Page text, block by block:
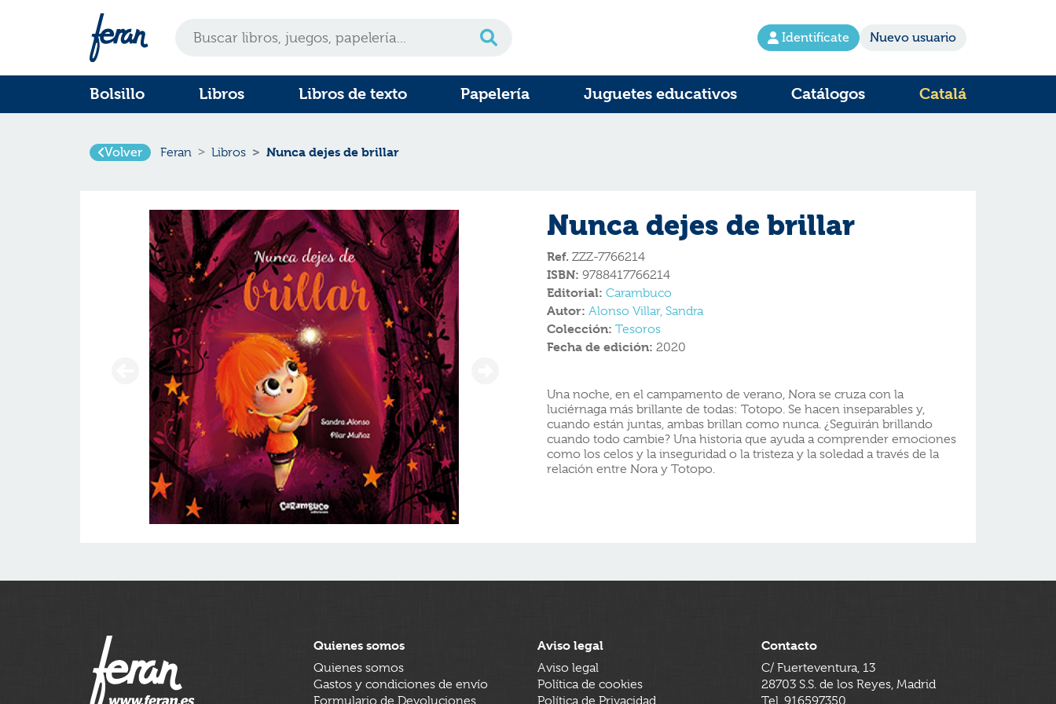
Identifícate Nuevo usuario
Bolsillo Libros Libros de texto Papelería Juguetes educativos Catálogos Catalá
Volver Feran Libros Nunca dejes de brillar
Nunca dejes de brillar
Ref. ZZZ-7766214
ISBN: 9788417766214
Editorial: Carambuco
Autor: Alonso Villar, Sandra
Colección: Tesoros
Fecha de edición: 2020
Una noche, en el campamento de verano, Nora se cruza con la
luciérnaga más brillante de todas: Totopo. Se hacen inseparables y,
cuando están juntas, ambas brillan como nunca. ¿Seguirán brillando
cuando todo cambie? Una historia que ayuda a comprender emociones
como los celos y la inseguridad o la tristeza y la soledad a través de la
relación entre Nora y Totopo.
Quienes somos
Quienes somos
Gastos y condiciones de envío
Formulario de Devoluciones
Aviso legal
Aviso legal
Política de cookies
Política de Privacidad
Contacto
C/ Fuerteventura, 13
28703 S.S. de los Reyes, Madrid
Tel. 916597350